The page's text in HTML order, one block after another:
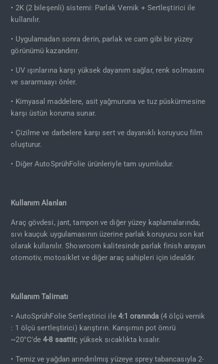
• 2K (2 bileşenli) sistemi: Parlak Vernik + Sertleştirici ile
kullanılır.
• Uygulamadan sonra derin, parlak ve cam gibi bir yüzey
görünümü kazandırır.
• UV ışınlarına karşı yüksek dayanım sağlar, renk solmasını
ve sararmaayı önler.
• Kimyasal maddelere, asit yağmuruna ve tuz püskürmesine
karşı üstün koruma sunar.
• Çizilme ve darbelere karşı sert ve dayanıklı koruyucu film
oluşturur.
• Diğer AutoSprühFolie ürünleriyle tam uyumludur.
Kullanım Alanları
Araç gövdesi, jant, tampon ve diğer yüzey kaplamalarında;
sıvı kauçuk uygulamasının üzerine parlak koruyucu son kat
olarak kullanılır. Showroom kalitesinde parlak finish arayan
otomotiv, motosiklet ve diğer araç sahipleri için idealdir.
Kullanım Talimatı
• AutoSprühFolie Sertleştirici ile 4:1 oranında (4 ölçü vernik
: 1 ölçü sertleştirici) karıştırın. Karışımın pot ömrü
~20°C'de4-8 saattir; yüksek sıcaklıkta kısalır.
• Temiz ve yağdan arındırılmış yüzeye sprey tabancasıyla 2-